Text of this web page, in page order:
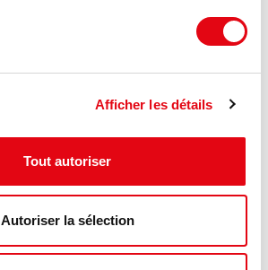
Afficher les détails
Tout autoriser
Autoriser la sélection
NET VENDEUR/m²